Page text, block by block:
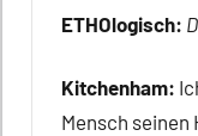
ETHOlogisch:
Kitchenham:
Mensch seinen